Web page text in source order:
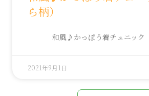
ら柄）
和風♪かっぽう着チュニック
2021年9月1日